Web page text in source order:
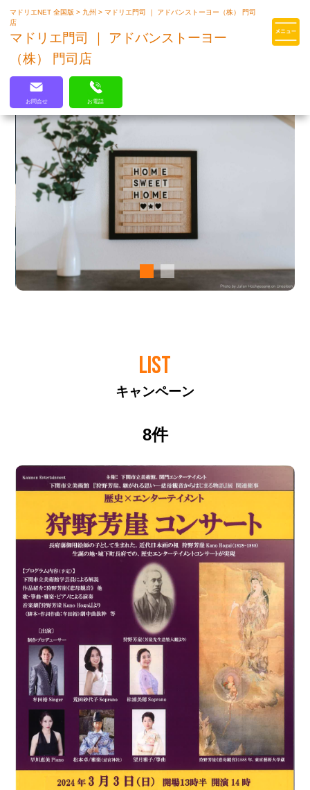
マドリエはLIXILの厳しい基準を
マドリエNET 全国版> 九州>マドリエ門司 ｜ アドバンストーヨー（株） 門司
店
マドリエ門司 ｜ アドバンストーヨー
（株） 門司店
お問合せ お電話
LIST
キャンペーン
8件